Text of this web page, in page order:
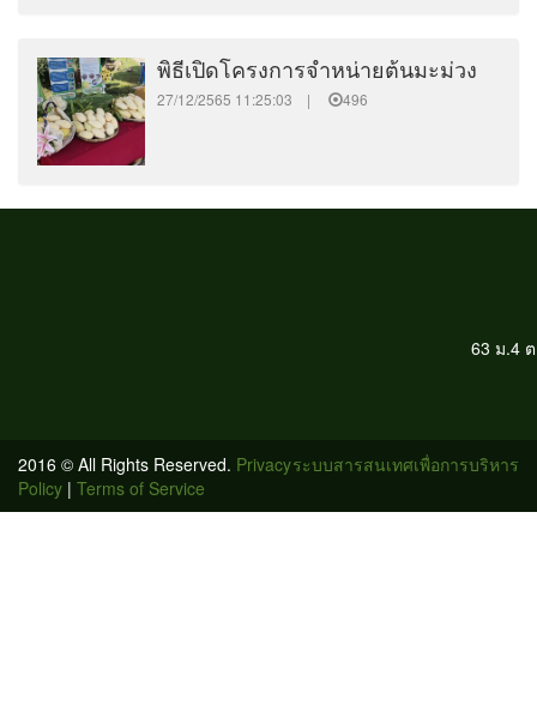
พิธีเปิดโครงการจำหน่ายต้นมะม่วง
27/12/2565 11:25:03 | 496
63 ม.4
ระบบสารสนเทศเพื่อการบริหาร
2016 © All Rights Reserved. Privacy
Policy | Terms of Service